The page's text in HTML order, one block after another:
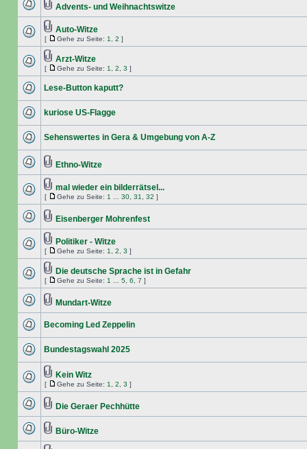
Advents- und Weihnachtswitze
Auto-Witze
[ Gehe zu Seite: 1 2 ]
Arzt-Witze
[ Gehe zu Seite: 1 2 3 ]
Lese-Button kaputt?
kuriose US-Flagge
Sehenswertes in Gera & Umgebung von A-Z
Ethno-Witze
mal wieder ein bilderrätsel...
[ Gehe zu Seite: 1 30 31 32 ]
Eisenberger Mohrenfest
Politiker - Witze
[ Gehe zu Seite: 1 2 3 ]
Die deutsche Sprache ist in Gefahr
[ Gehe zu Seite: 1 5 6 7 ]
Mundart-Witze
Becoming Led Zeppelin
Bundestagswahl 2025
Kein Witz
[ Gehe zu Seite: 1 2 3 ]
Die Geraer Pechhütte
Büro-Witze